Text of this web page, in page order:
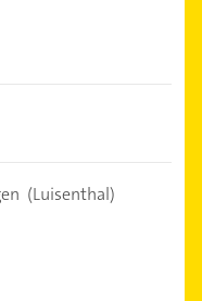
(Luisenthal)